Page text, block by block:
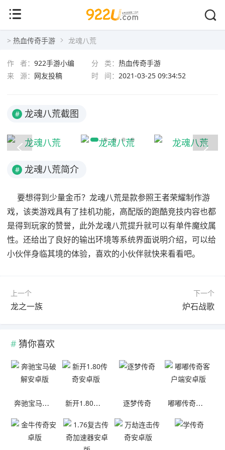
> 热血传奇手游 龙魂八荒
龙魂八荒
作 者： 922手游小编 分 类： 热血传奇手游
来 源： 网友投稿 时 间： 2021-03-25 09:34:52
# 龙魂八荒截图
# 龙魂八荒简介
要想得到少量金币？龙魂八荒是款参照王者荣耀制作游
戏，该类游戏具有了挂机功能，高配版的跑酷竞技内容也都
是得到玩家的赞誉，此外龙魂八荒提升就可以有单件魔纹属
性。还给出了良好的输出环境等系统界面说明介绍，可以给
小伙伴身临其境的体验，喜欢的小伙伴就快来看看吧。
上一个
龙之一族
下一个
炉石战歌
猜你喜欢
奔驰宝马破解安卓版 新开1.80传奇安卓版 逐梦传奇 嘟嘟传奇客户端安卓版